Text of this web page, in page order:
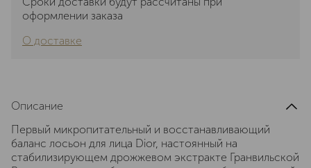
оформлении заказа
О доставке
Описание
Первый микропитательный и восстанавливающий
баланс лосьон для лица Dior, настоянный на
стабилизирующем дрожжевом экстракте Гранвильской